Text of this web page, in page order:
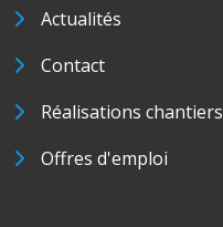
Actualités
Contact
Réalisations chantiers
Offres d'emploi